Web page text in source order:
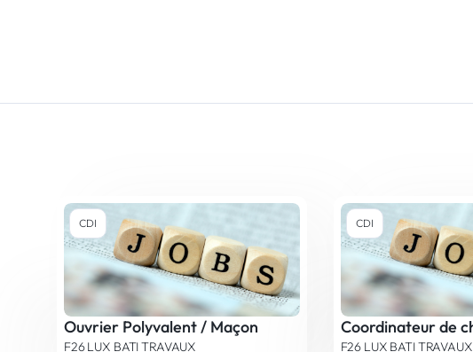
CDI
Ouvrier Polyvalent / Maçon
F26 LUX BATI TRAVAUX
CDI
F26 LUX BATI TRAVAUX